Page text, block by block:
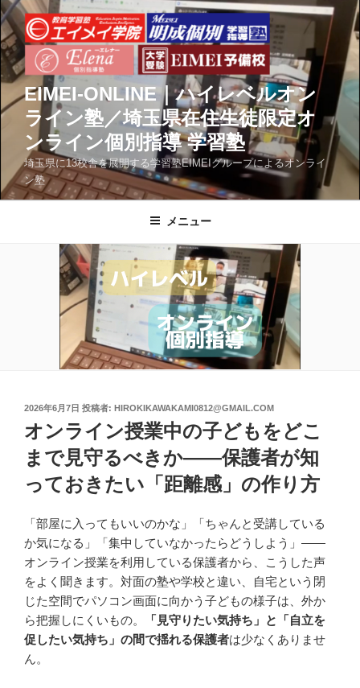
コ
ン
テ
ン
ツ
へ
プ
EIMEI-ONLINE｜ハイレベルオン
ライン塾／埼玉県在住生徒限定オ
ンライン個別指導 学習塾
埼玉県に13校舎を展開する学習塾EIMEIグループによるオンライ
ン塾
メニュー
投
日:
2026年6月7日 投稿者: HIROKIKAWAKAMI0812@GMAIL.COM
オンライン授業中の子どもをどこ
まで見守るべきか――保護者が知
っておきたい「距離感」の作り方
「部屋に入ってもいいのかな」「ちゃんと受講している
か気になる」「集中していなかったらどうしよう」――
オンライン授業を利用している保護者から、こうした声
をよく聞きます。対面の塾や学校と違い、自宅という閉
じた空間でパソコン画面に向かう子どもの様子は、外か
ら把握しにくいもの。
「見守りたい気持ち」と「自立を
促したい気持ち」の間で揺れる保護者は少なくありませ
ん。